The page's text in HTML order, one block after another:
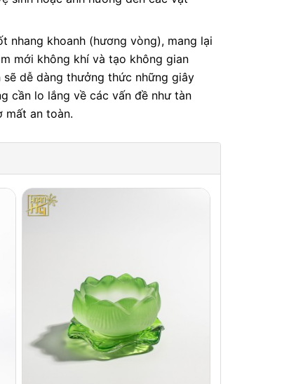
nhang khoanh (hương vòng), mang lại
mới không khí và tạo không gian
sẽ dễ dàng thưởng thức những giây
cần lo lắng về các vấn đề như tàn
mất an toàn.